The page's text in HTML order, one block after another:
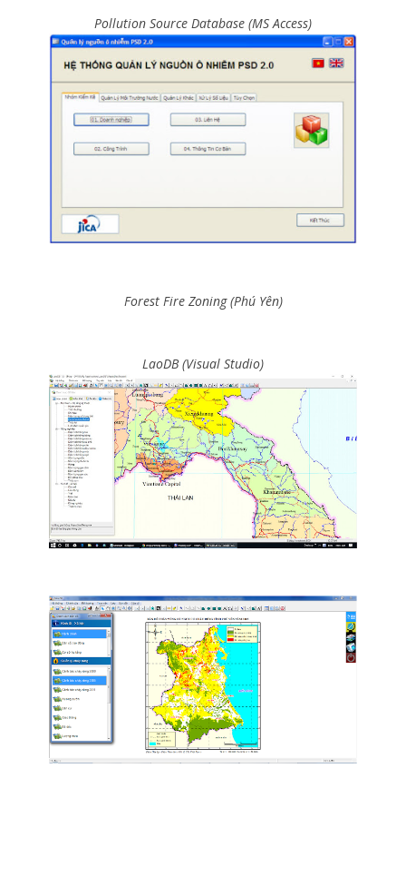
Pollution Source Database (MS Access)
Forest Fire Zoning (Phú Yên)
LaoDB (Visual Studio)